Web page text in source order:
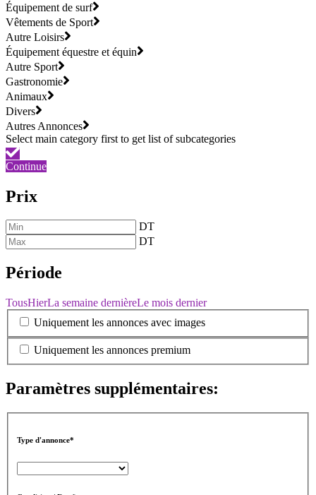
Équipement de surf
Vêtements de Sport
Autre Loisirs
Équipement équestre et équin
Autre Sport
Gastronomie
Animaux
Divers
Autres Annonces
Continue
Prix
DT
DT
Période
TousHierLa semaine dernièreLe mois dernier
Uniquement les annonces avec images
Uniquement les annonces premium
Paramètres supplémentaires:
Type d'annonce*